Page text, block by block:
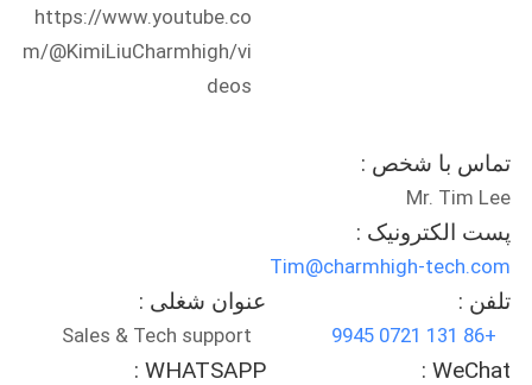
سیاست
حفظ
حریم
خصوصی
https://www.youtube.co
m/@KimiLiuCharmhigh/vi
deos
تماس با شخص :
Mr. Tim Lee
پست الکترونیک :
Tim@charmhigh-tech.com
عنوان شغلی :
Sales & Tech support
تلفن :
+86 131 0721 9945
WHATSAPP : WeChat :